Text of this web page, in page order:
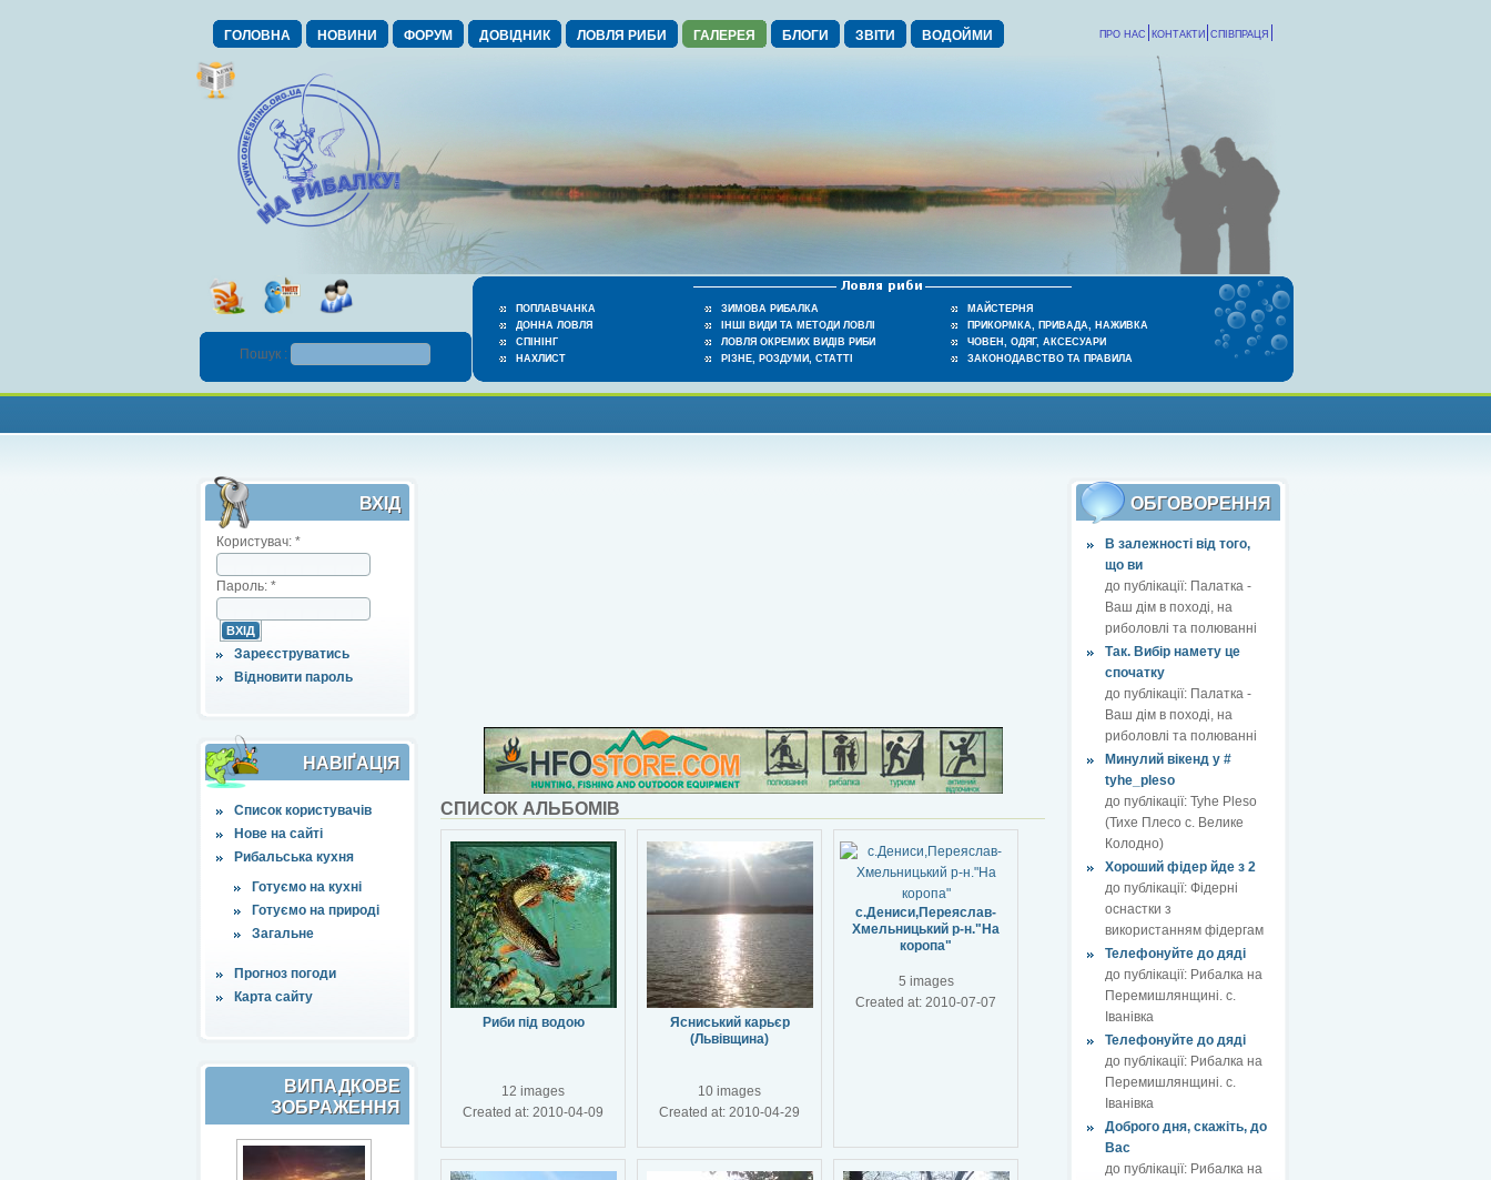
ГОЛОВНА НОВИНИ ФОРУМ ДОВІДНИК ЛОВЛЯ РИБИ ГАЛЕРЕЯ БЛОГИ ЗВІТИ ВОДОЙМИ СПІВПРАЦЯ
КОНТАКТИ
ПРО НАС
ПОПЛАВЧАНКА
ДОННА ЛОВЛЯ
СПІНІНГ
НАХЛИСТ
ЗИМОВА РИБАЛКА
ІНШІ ВИДИ ТА МЕТОДИ ЛОВЛІ
ЛОВЛЯ ОКРЕМИХ ВИДІВ РИБИ
РІЗНЕ, РОЗДУМИ, СТАТТІ
МАЙСТЕРНЯ
ПРИКОРМКА, ПРИВАДА, НАЖИВКА
ЧОВЕН, ОДЯГ, АКСЕСУАРИ
ЗАКОНОДАВСТВО ТА ПРАВИЛА
Пошук :
ВХІД
Користувач: *
Пароль: *
Зареєструватись
Відновити пароль
НАВІҐАЦІЯ
Список користувачів
Нове на сайті
Рибальська кухня
Готуємо на кухні
Готуємо на природі
Загальне
Прогноз погоди
Карта сайту
ВИПАДКОВЕ
ЗОБРАЖЕННЯ
ОБГОВОРЕННЯ
В залежності від того,
що ви
до публікації: Палатка -
Ваш дім в поході, на
риболовлі та полюванні
Так. Вибір намету це
спочатку
до публікації: Палатка -
Ваш дім в поході, на
риболовлі та полюванні
Минулий вікенд у #
tyhe_pleso
до публікації: Tyhe Pleso
(Тихе Плесо с. Велике
Колодно)
Хороший фідер йде з 2
до публікації: Фідерні
оснастки з
використанням фідергам
Телефонуйте до дяді
до публікації: Рибалка на
Перемишлянщині. с.
Іванівка
Телефонуйте до дяді
до публікації: Рибалка на
Перемишлянщині. с.
Іванівка
Доброго дня, скажіть, до
Вас
до публікації: Рибалка на
СПИСОК АЛЬБОМІВ
Риби під водою
12 images
Created at: 2010-04-09
Ясниський карьєр
(Львівщина)
10 images
Created at: 2010-04-29
с.Дениси,Переяслав-
Хмельницький р-н."На
коропа"
5 images
Created at: 2010-07-07